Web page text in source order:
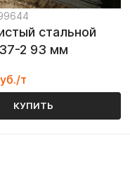
стальной
2 93 мм
т
КУПИТЬ